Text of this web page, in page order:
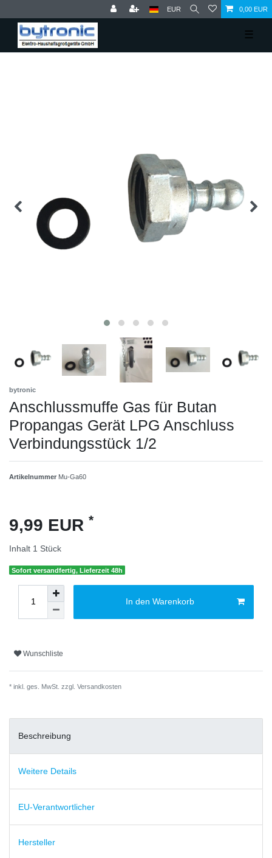
EUR 0,00 EUR
☰
bytronic
Anschlussmuffe Gas für Butan
Propangas Gerät LPG Anschluss
Verbindungsstück 1/2
Artikelnummer Mu-Ga60
9,99 EUR *
Inhalt 1 Stück
Sofort versandfertig, Lieferzeit 48h
In den Warenkorb
Wunschliste
* inkl. ges. MwSt. zzgl. Versandkosten
Beschreibung
Weitere Details
EU-Verantwortlicher
Hersteller